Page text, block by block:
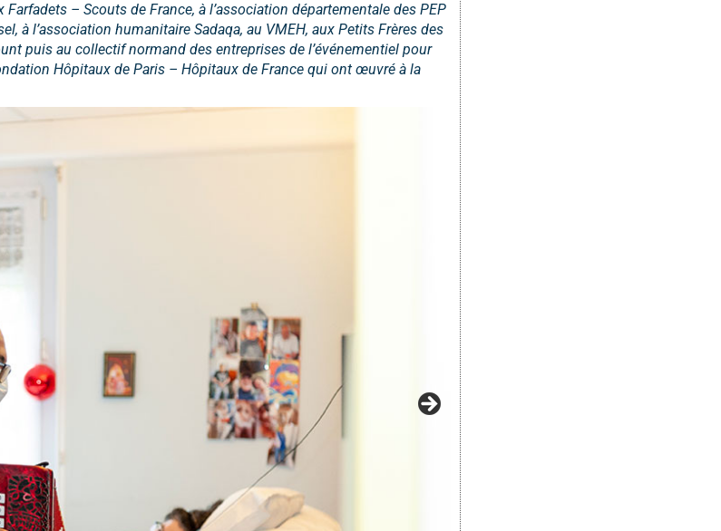
– Scouts de France, à l’association départementale des PEP
à l’association humanitaire Sadaqa, au VMEH, aux Petits Frères des
puis au collectif normand des entreprises de l’événementiel pour
Hôpitaux de Paris – Hôpitaux de France qui ont œuvré à la